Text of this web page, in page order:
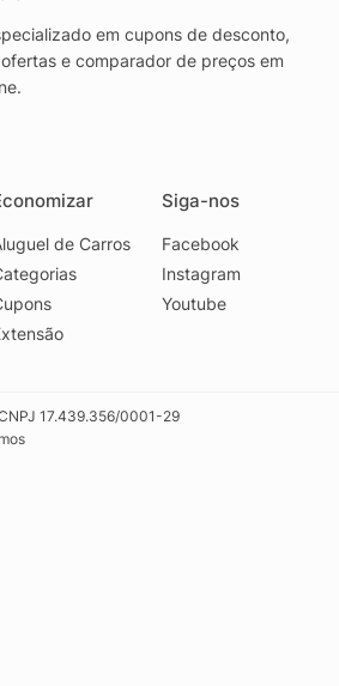
em cupons de desconto,
e comparador de preços em
de Carros
Siga-nos
Facebook
Instagram
Youtube
17.439.356/0001-29